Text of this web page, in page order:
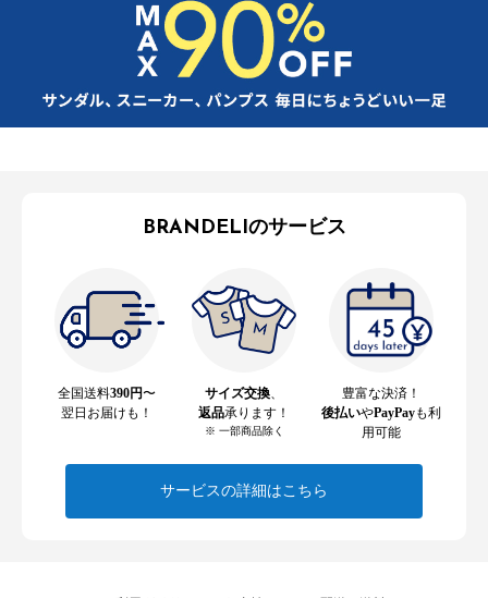
BRANDELIのサービス
全国送料390円〜
翌日お届けも！
サイズ交換
返品承ります！
※ 一部商品除く
豊富な決済！
後払いやPayPayも利
用可能
サービスの詳細はこちら